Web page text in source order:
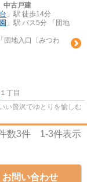
中古戸建
」駅 徒歩14分
」駅 バス5分 「団地
団地入口〔みつわ
１丁目
い贅沢でゆとりを愉しむ
数3件 1-3件表示
お問い合わせ